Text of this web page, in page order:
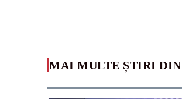
MAI MULTE ȘTIRI DIN